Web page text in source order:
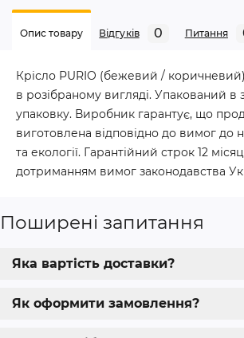
Опис товару Відгуків 0 Питання
Крісло PURIO (бежевий /
в розібраному вигляді. Упакований в
упаковку. Виробник гарантує, що
виготовлена відповідно до вимог до
та екології. Гарантійний строк 12
дотриманням вимог законодавства
Поширені запитання
Яка вартість доставки?
Як оформити замовлення?